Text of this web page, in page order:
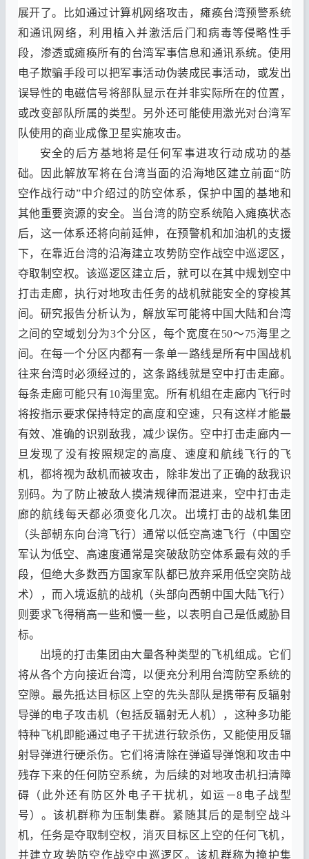
展开了。 比如通过计算机网络攻击 ，瘫痪台湾预警系统
和通讯网络，利用植入并激活后门和病毒等侵略性手
段， 渗透或瘫痪所有的台湾军事信息和通讯系统。使用
电子欺骗手段可以把军事活动伪装成民事活动， 或发出
误导性的电磁信号将部队显示在并非实际所在的位置 ，
或改变部队所属的类型。 另外还可能使用激光对台湾军
队使用的商业成像卫星实施攻击。
安全的后方基地将是任何军事进攻行动成功的基
础。 因此解放军将在台湾当面的沿海地区建立前面“ 防
空作战行动”中介绍过的防空体系 ，保护中国的基地和
其他重要资源的安全。
当台湾的防空系统陷入瘫痪状态
后， 这一体系还将向前延伸 ， 在预警机和加油机的支援
下 ， 在靠近台湾的沿海建立攻势防空作战空中巡逻区 ，
夺取制空权。 该巡逻区建立后， 就可以在其中规划空中
打击走廊 ，执行对地攻击任务的战机就能安全的穿梭其
间。 研究报告分析认为 ，解放军可能将中国大陆和台湾
之间的空域划分为3个分区 ， 每个宽度在50～75海里之
间。在每一个分区内都有一条单一路线是所有中国战机
往来台湾时必须经过的，这条路线就是空中打击走廊。
每条走廊可能只有10海里宽。 所有机组在走廊内飞行时
将按指示要求保持特定的高度和空速，
只有这样才能最
有效、 准确的识别敌我， 减少误伤。 空中打击走廊内一
旦发现了没有按照规定的高度、 速度和航线飞行的飞
机， 都将视为敌机而被攻击 ，
除非发出了正确的敌我识
别码。 为了防止被敌人摸清规律而混进来， 空中打击走
廊的航线每天都必须变化几次。 出境打击的战机集团
（头部朝东向台湾飞行）通常以低空高速飞行 （ 中国空
军认为低空、 高速度通常是突破敌防空体系最有效的手
段， 但绝大多数西方国家军队都已放弃采用低空突防战
术）， 而入境返航的战机 （ 头部向西朝中国大陆飞行）
则要求飞得稍高一些和慢一些， 以表明自己是低威胁目
标。
出境的打击集团由大量各种类型的飞机组成。 它们
将从各个方向接近台湾， 以便充分利用台湾防空系统的
空隙。最先抵达目标区上空的先头部队是携带有反辐射
导弹的电子攻击机 （包括反辐射无人机）， 这种多功能
特种飞机即能通过电子干扰进行软杀伤 ，
又能使用反辐
射导弹进行硬杀伤。 它们将清除在弹道导弹饱和攻击中
残存下来的任何防空系统， 为后续的对地攻击机扫清障
碍 （ 此外还有防区外电子干扰机 ，如运 －8 电子战型
号 ）。该机群称为压制集群。 紧随其后的是制空战斗
机， 任务是夺取制空权 ，消灭目标区上空的任何飞机，
并建立攻势防空作战空中巡逻区 。 该机群称为掩护集